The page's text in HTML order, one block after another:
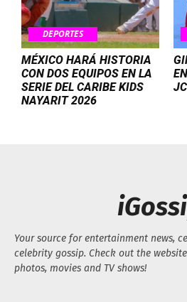
DEPORTES
MÉXICO HARÁ HISTORIA
CON DOS EQUIPOS EN LA
SERIE DEL CARIBE KIDS
NAYARIT 2026
Your source for entertainment news,
celebrity gossip. Check out the
photos, movies and TV shows!